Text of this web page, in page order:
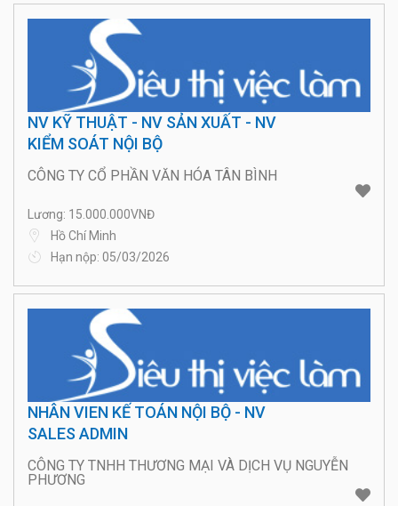
NV KỸ THUẬT - NV SẢN XUẤT - NV
KIỂM SOÁT NỘI BỘ
CÔNG TY CỔ PHẦN VĂN HÓA TÂN BÌNH
Lương: 15.000.000VNĐ
Hồ Chí Minh
Hạn nộp: 05/03/2026
NHÂN VIEN KẾ TOÁN NỘI BỘ - NV
SALES ADMIN
CÔNG TY TNHH THƯƠNG MẠI VÀ DỊCH VỤ NGUYỄN
PHƯƠNG